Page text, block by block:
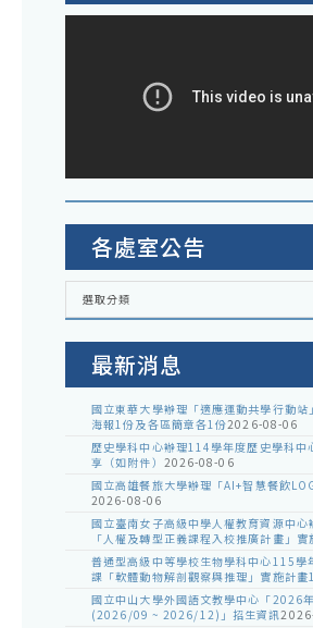
各處室公告
各
室
選取分類
最新消息
國立東華大學辦理「適應運動共學行動站
海報1份及各區簡章各1份2026-08-06
歷史學科中心辦理114學年度歷史學科中
享（如附件） 2026-08-06
國立高雄餐旅大學辦理「AI+智慧餐飲
2026-08-06
國立臺南女子高級中學人權教育資源中
「人權及轉型正義課程入校推廣計畫」實
普通型高級中等學校生物學科中心115學
課「軟體動物解剖觀察與推理」實施計畫
國立中山大學外國語文教學中心「2026
(2026/09 ~ 2026/12)」招生資訊